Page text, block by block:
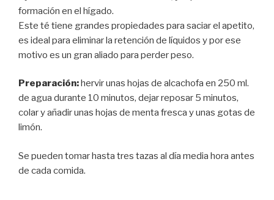
formación en el hígado.
Este té tiene grandes propiedades para saciar el apetito,
es ideal para eliminar la retención de líquidos y por ese
motivo es un gran aliado para perder peso.
Preparación:hervir unas hojas de alcachofa en 250 ml.
de agua durante 10 minutos, dejar reposar 5 minutos,
colar y añadir unas hojas de menta fresca y unas gotas de
limón.
Se pueden tomar hasta tres tazas al día media hora antes
de cada comida.